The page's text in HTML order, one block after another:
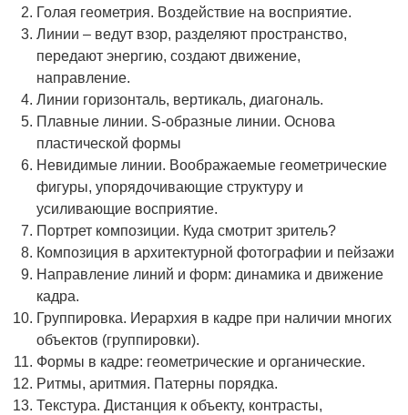
Голая геометрия. Воздействие на восприятие.
Линии – ведут взор, разделяют пространство,
передают энергию, создают движение,
направление.
Линии горизонталь, вертикаль, диагональ.
Плавные линии. S-образные линии. Основа
пластической формы
Невидимые линии. Воображаемые геометрические
фигуры, упорядочивающие структуру и
усиливающие восприятие.
Портрет композиции. Куда смотрит зритель?
Композиция в архитектурной фотографии и пейзажи
Направление линий и форм: динамика и движение
кадра.
Группировка. Иерархия в кадре при наличии многих
объектов (группировки).
Формы в кадре: геометрические и органические.
Ритмы, аритмия. Патерны порядка.
Текстура. Дистанция к объекту, контрасты,